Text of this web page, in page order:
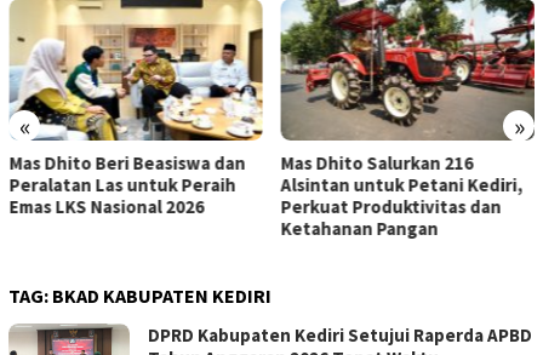
« »
dan
Mas Dhito Salurkan 216
Alsintan untuk Petani Kediri,
Perkuat Produktivitas dan
Gus Qowim: Tata
Kepastian Hukum
Cegah Konflik
TAG: BKAD KABUPATEN KEDIRI
DPRD Kabupaten Kediri Setujui Raperda APBD